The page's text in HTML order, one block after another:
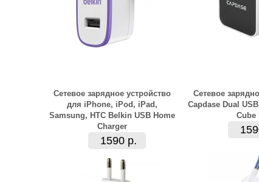
Сетевое зарядное устройство
для iPhone, iPod, iPad,
Samsung, HTC Belkin USB Home
Charger
1590 р.
Сетевое
Capdase Dual
Cube